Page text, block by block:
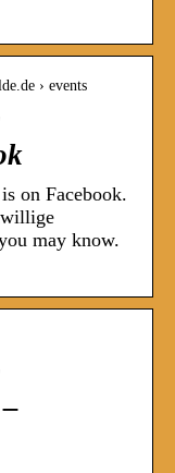
› events
on Facebook.
may know.